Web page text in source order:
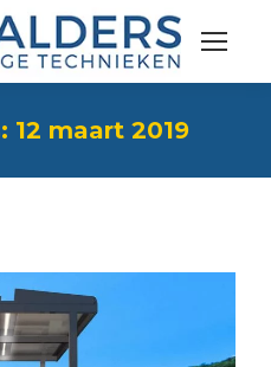
12 maart 2019